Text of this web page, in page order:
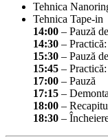
Tehnica
Tehnica Tape-in
14:00 – Pauză
14:30 –
15:30 – Pauză
15:45 –
17:00 – Pauză
17:15 –
18:00 –
18:30 –